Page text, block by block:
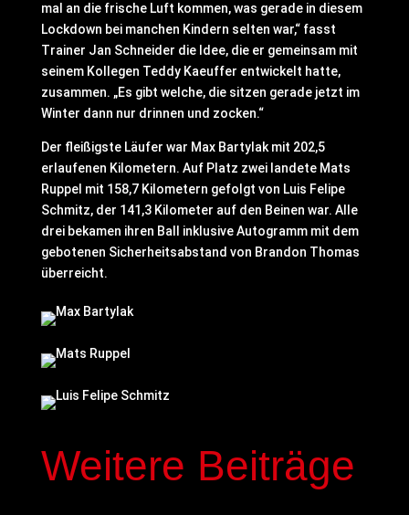
mal an die frische Luft kommen, was gerade in diesem
Lockdown bei manchen Kindern selten war,“ fasst
Trainer Jan Schneider die Idee, die er gemeinsam mit
seinem Kollegen Teddy Kaeuffer entwickelt hatte,
zusammen. „Es gibt welche, die sitzen gerade jetzt im
Winter dann nur drinnen und zocken.“
Der fleißigste Läufer war Max Bartylak mit 202,5
erlaufenen Kilometern. Auf Platz zwei landete Mats
Ruppel mit 158,7 Kilometern gefolgt von Luis Felipe
Schmitz, der 141,3 Kilometer auf den Beinen war. Alle
drei bekamen ihren Ball inklusive Autogramm mit dem
gebotenen Sicherheitsabstand von Brandon Thomas
überreicht.
Weitere Beiträge